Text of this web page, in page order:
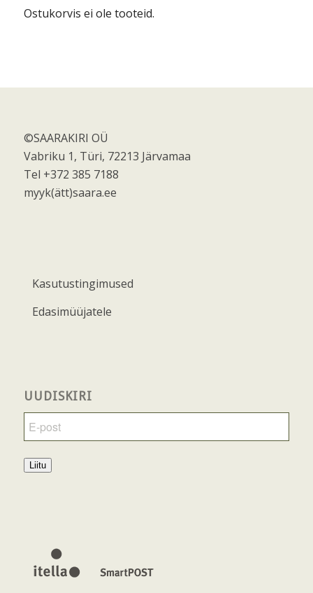
Ostukorvis ei ole tooteid.
©SAARAKIRI OÜ
Vabriku 1, Türi, 72213 Järvamaa
Tel +372 385 7188
myyk(ätt)saara.ee
Kasutustingimused
Edasimüüjatele
UUDISKIRI
Liitu